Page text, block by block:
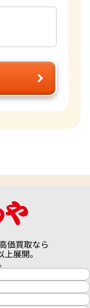
価買取なら
展開。